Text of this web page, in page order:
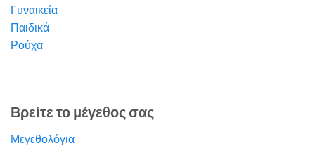
Γυναικεία
Παιδικά
Ρούχα
Βρείτε το μέγεθος σας
Μεγεθολόγια